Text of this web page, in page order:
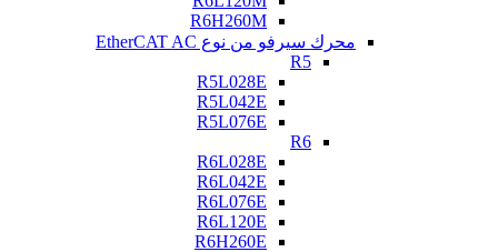
R6H260M
محرك سيرفو من نوع EtherCAT AC
R5
R5L028E
R5L042E
R5L076E
R6
R6L028E
R6L042E
R6L076E
R6L120E
R6H260E